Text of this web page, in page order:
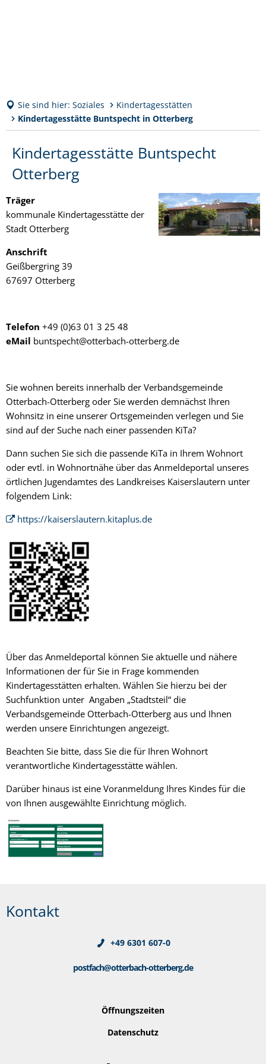
Sie sind hier: Soziales
Kindertagesstätten
Kindertagesstätte Buntspecht in Otterberg
Kindertagesstätte
Buntspecht
in
Otterberg
Kindertagesstätte Buntspecht
Otterberg
Träger
kommunale Kindertagesstätte der
Stadt Otterberg
Anschrift
Geißbergring 39
67697 Otterberg
Telefon +49 (0)63 01 3 25 48
eMail buntspecht@otterbach-otterberg.de
Sie wohnen bereits innerhalb der Verbandsgemeinde
Otterbach-Otterberg oder Sie werden demnächst Ihren
Wohnsitz in eine unserer Ortsgemeinden verlegen und Sie
sind auf der Suche nach einer passenden KiTa?
Dann suchen Sie sich die passende KiTa in Ihrem Wohnort
oder evtl. in Wohnortnähe über das Anmeldeportal unseres
örtlichen Jugendamtes des Landkreises Kaiserslautern unter
folgendem Link:
https://kaiserslautern.kitaplus.de
Über das Anmeldeportal können Sie aktuelle und nähere
Informationen der für Sie in Frage kommenden
Kindertagesstätten erhalten. Wählen Sie hierzu bei der
Suchfunktion unter Angaben „Stadtsteil“ die
Verbandsgemeinde Otterbach-Otterberg aus und Ihnen
werden unsere Einrichtungen angezeigt.
Beachten Sie bitte, dass Sie die für Ihren Wohnort
verantwortliche Kindertagesstätte wählen.
Darüber hinaus ist eine Voranmeldung Ihres Kindes für die
von Ihnen ausgewählte Einrichtung möglich.
Kontakt
+49 6301 607-0
postfach@otterbach-otterberg.de
Öffnungszeiten
Datenschutz